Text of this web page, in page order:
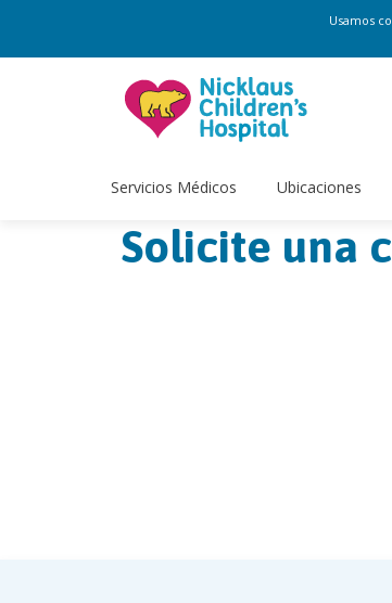
Usamos
Servicios Médicos Ubicaciones
Solicite una